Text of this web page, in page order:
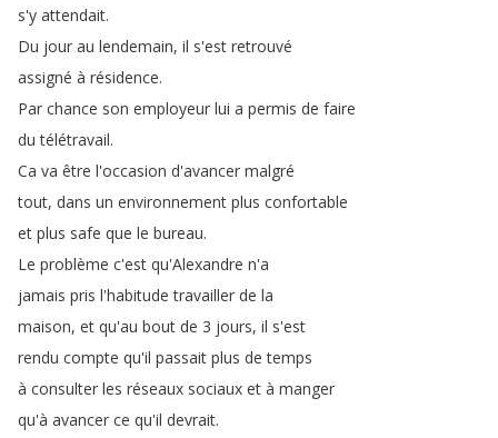
s'y attendait.
Du jour au lendemain, il s'est retrouvé
assigné à résidence.
Par chance son employeur lui a permis de faire
du télétravail.
Ca va être l'occasion d'avancer malgré
tout, dans un environnement plus confortable
et plus safe que le bureau.
Le problème c'est qu'Alexandre n'a
jamais pris l'habitude travailler de la
maison, et qu'au bout de 3 jours, il s'est
rendu compte qu'il passait plus de temps
à consulter les réseaux sociaux et à manger
qu'à avancer ce qu'il devrait.